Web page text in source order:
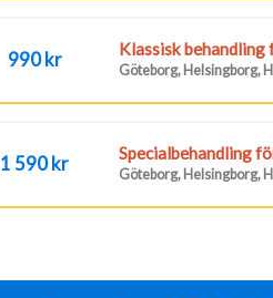
990 kr Klassisk behandling
Göteborg, Helsingborg,
1 590 kr Specialbehandling
Göteborg, Helsingborg,